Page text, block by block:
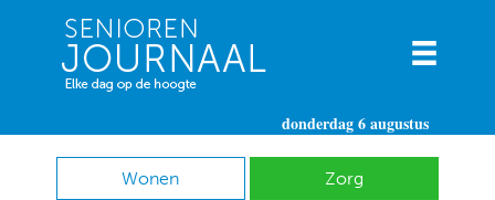
donderdag 6 augustus
Wonen Zorg